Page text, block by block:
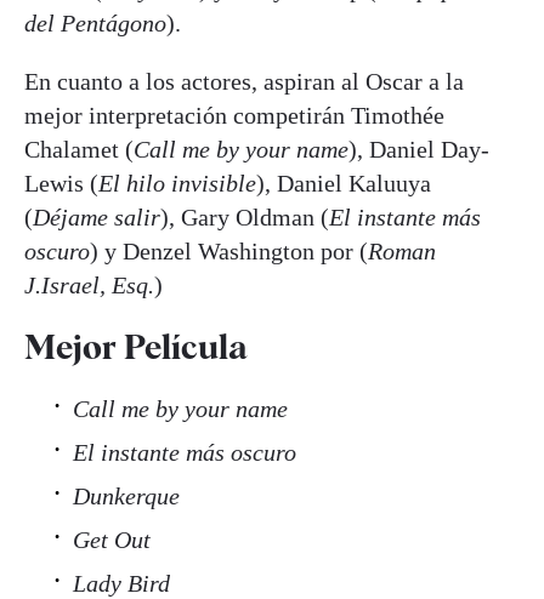
del Pentágono).
En cuanto a los actores, aspiran al Oscar a la
mejor interpretación competirán Timothée
Chalamet (Call me by your name), Daniel Day-
Lewis (El hilo invisible), Daniel Kaluuya
(Déjame salir), Gary Oldman (El instante más
oscuro) y Denzel Washington por (Roman
J.Israel, Esq.)
Mejor Película
Call me by your name
El instante más oscuro
Dunkerque
Get Out
Lady Bird